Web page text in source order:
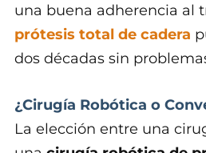
una buena adherencia al
prótesis total de cadera
dos décadas sin
¿Cirugía Robótica o
La elección entre una